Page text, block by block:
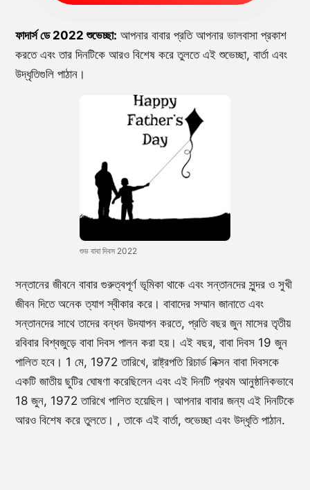
ফাদার্স ডে 2022 শুভেচ্ছা: আপনার বাবার প্রতি আপনার ভালবাসা প্রকাশ
করতে এবং তার দিনটিকে আরও বিশেষ করে তুলতে এই শুভেচ্ছা, বার্তা এবং
উদ্ধৃতিগুলি পাঠান।
শুভ বাবা দিবস 2022
সন্তানের জীবনে বাবার গুরুত্বপূর্ণ ভূমিকা থাকে এবং সন্তানদের সুন্দর ও সুখী
জীবন দিতে অনেক ত্যাগ স্বীকার করে। বাবাদের সম্মান জানাতে এবং
সন্তানদের সাথে তাদের বন্ধন উদযাপন করতে, প্রতি বছর জুন মাসের তৃতীয়
রবিবার বিশ্বজুড়ে বাবা দিবস পালন করা হয়। এই বছর, বাবা দিবস 19 জুন
পালিত হবে। 1 মে, 1972 তারিখে, রাষ্ট্রপতি রিচার্ড নিক্সন বাবা দিবসকে
একটি জাতীয় ছুটির ঘোষণা করেছিলেন এবং এই দিনটি প্রথম আনুষ্ঠানিকভাবে
18 জুন, 1972 তারিখে পালিত হয়েছিল। আপনার বাবার জন্য এই দিনটিকে
আরও বিশেষ করে তুলতে। , তাকে এই বার্তা, শুভেচ্ছা এবং উদ্ধৃতি পাঠান.